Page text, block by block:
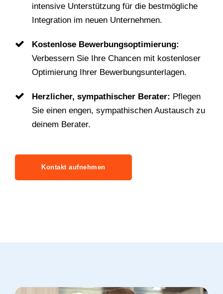
intensive Unterstützung für die bestmögliche
Integration im neuen Unternehmen.
Kostenlose Bewerbungsoptimierung:
Verbessern Sie Ihre Chancen mit kostenloser
Optimierung Ihrer Bewerbungsunterlagen.
Herzlicher, sympathischer Berater: Pflegen
Sie einen engen, sympathischen Austausch zu
deinem Berater.
Kontakt aufnehmen